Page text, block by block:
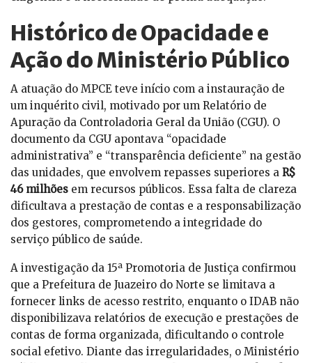
Histórico de Opacidade e
Ação do Ministério Público
A atuação do MPCE teve início com a instauração de
um inquérito civil, motivado por um Relatório de
Apuração da Controladoria Geral da União (CGU). O
documento da CGU apontava “opacidade
administrativa” e “transparência deficiente” na gestão
das unidades, que envolvem repasses superiores a R$
46 milhões em recursos públicos. Essa falta de clareza
dificultava a prestação de contas e a responsabilização
dos gestores, comprometendo a integridade do
serviço público de saúde.
A investigação da 15ª Promotoria de Justiça confirmou
que a Prefeitura de Juazeiro do Norte se limitava a
fornecer links de acesso restrito, enquanto o IDAB não
disponibilizava relatórios de execução e prestações de
contas de forma organizada, dificultando o controle
social efetivo. Diante das irregularidades, o Ministério